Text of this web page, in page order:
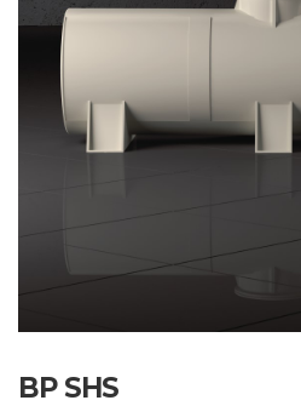
BP SHS